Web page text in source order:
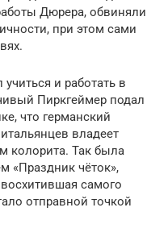
Дюрера, обвиняли
при этом сами
и работать в
Пиркгеймер подал
что германский
владеет
колорита. Так была
«Праздник чёток»,
самого
отправной точкой